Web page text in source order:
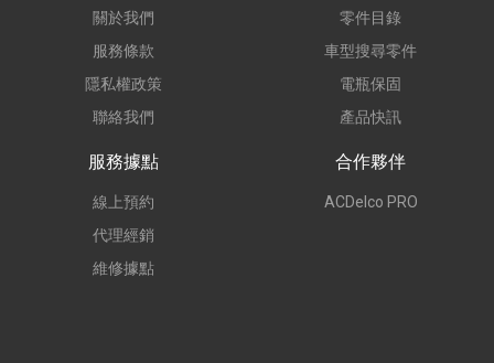
關於我們
服務條款
隱私權政策
聯絡我們
零件目錄
車型搜尋零件
電瓶保固
產品快訊
服務據點
線上預約
代理經銷
維修據點
合作夥伴
ACDelco PRO